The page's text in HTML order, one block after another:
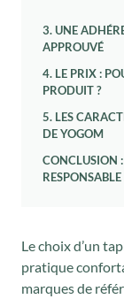
3. UNE
APPROUVÉ
4. LE PRIX :
PRODUIT ?
5. LES
DE YOGOM
CONCLUSION
RESPONSABLE
Le choix d’un
pratique
marques de